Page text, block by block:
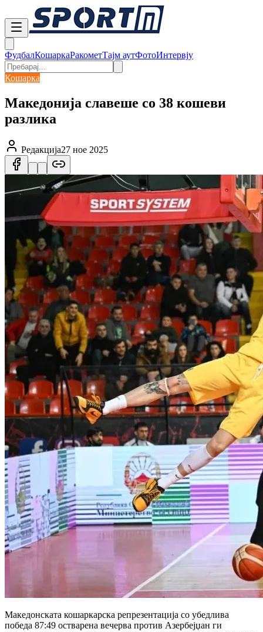
ФудбалКошаркаРакометТајм аутФотоИнтервју
Кошарка
Македонија славеше со 38 кошеви
разлика
Редакција27 ное 2025
Македонската кошаркарска репрезентација со убедлива
победа 87:49 остварена вечерва против Азербејџан ги